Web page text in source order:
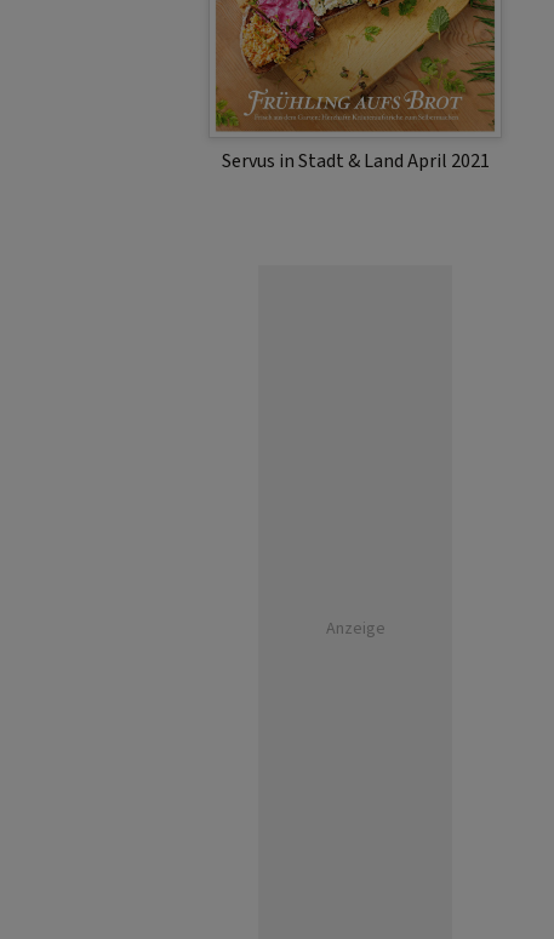
Servus in Stadt & Land April 2021
Anzeige